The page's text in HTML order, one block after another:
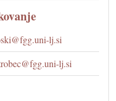
lj.si
lj.si